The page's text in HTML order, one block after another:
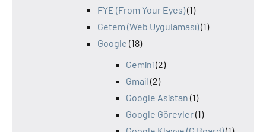
FYE (From Your Eyes)(1)
Getem (Web Uygulaması)(1)
Google (18)
Gemini(2)
Gmail (2)
Google Asistan (1)
Google Görevler(1)